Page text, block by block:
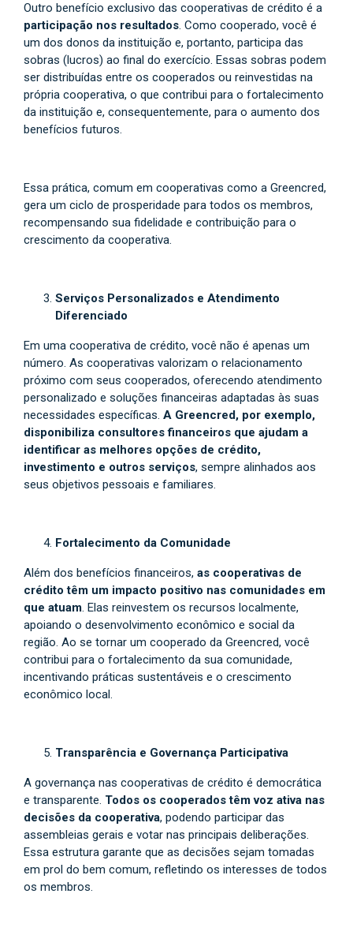
Outro benefício exclusivo das cooperativas de crédito é a
participação nos resultados. Como cooperado, você é
um dos donos da instituição e, portanto, participa das
sobras (lucros) ao final do exercício. Essas sobras podem
ser distribuídas entre os cooperados ou reinvestidas na
própria cooperativa, o que contribui para o fortalecimento
da instituição e, consequentemente, para o aumento dos
benefícios futuros.
Essa prática, comum em cooperativas como a Greencred,
gera um ciclo de prosperidade para todos os membros,
recompensando sua fidelidade e contribuição para o
crescimento da cooperativa.
Serviços Personalizados e Atendimento
Diferenciado
Em uma cooperativa de crédito, você não é apenas um
número. As cooperativas valorizam o relacionamento
próximo com seus cooperados, oferecendo atendimento
personalizado e soluções financeiras adaptadas às suas
necessidades específicas. A Greencred, por exemplo,
disponibiliza consultores financeiros que ajudam a
identificar as melhores opções de crédito,
investimento e outros serviços, sempre alinhados aos
seus objetivos pessoais e familiares.
Fortalecimento da Comunidade
Além dos benefícios financeiros, as cooperativas de
crédito têm um impacto positivo nas comunidades em
que atuam. Elas reinvestem os recursos localmente,
apoiando o desenvolvimento econômico e social da
região. Ao se tornar um cooperado da Greencred, você
contribui para o fortalecimento da sua comunidade,
incentivando práticas sustentáveis e o crescimento
econômico local.
Transparência e Governança Participativa
A governança nas cooperativas de crédito é democrática
e transparente. Todos os cooperados têm voz ativa nas
decisões da cooperativa, podendo participar das
assembleias gerais e votar nas principais deliberações.
Essa estrutura garante que as decisões sejam tomadas
em prol do bem comum, refletindo os interesses de todos
os membros.